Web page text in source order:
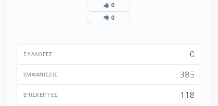
0
0
ΣΥΛΛΟΓΈΣ 0
ΕΜΦΑΝΊΣΕΙΣ 385
ΕΠΙΣΚΈΠΤΕΣ 118